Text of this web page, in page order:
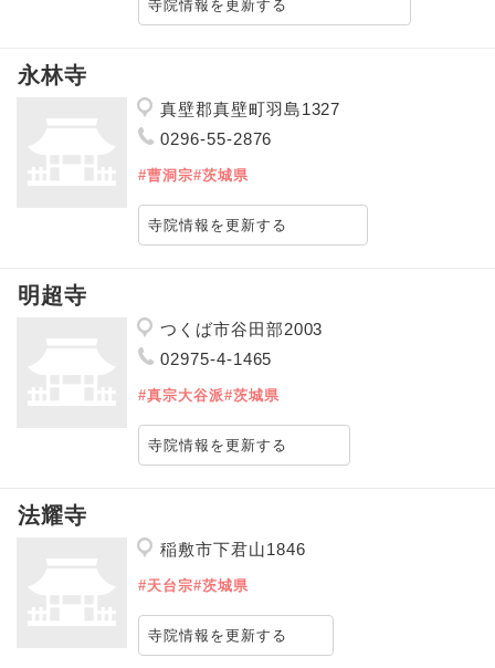
寺院情報を更新する
永林寺
真壁郡真壁町羽島1327
0296-55-2876
#曹洞宗#茨城県
寺院情報を更新する
明超寺
つくば市谷田部2003
02975-4-1465
#真宗大谷派#茨城県
寺院情報を更新する
法耀寺
稲敷市下君山1846
#天台宗#茨城県
寺院情報を更新する